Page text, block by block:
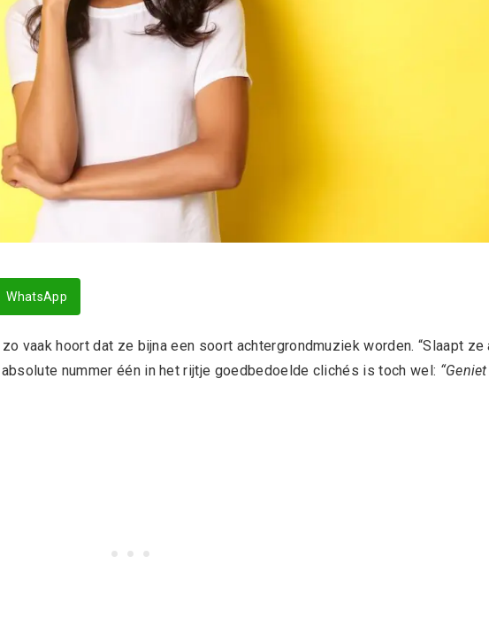
WhatsApp
vaak hoort dat ze bijna een soort achtergrondmuziek worden. “Slaapt ze
absolute nummer één in het rijtje goedbedoelde clichés is toch wel: